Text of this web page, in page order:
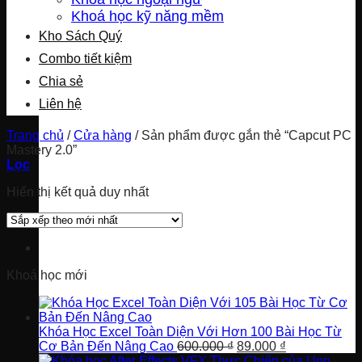
Khoá học kỹ năng mềm
Kho Sách Quý
Combo tiết kiệm
Chia sẻ
Liên hệ
Trang chủ / Cửa hàng /Sản phẩm được gắn thẻ “Capcut PC
Mastery 2.0”
Lọc
Hiển thị kết quả duy nhất
Khoá học mới
Khóa Học Excel Toàn Diện Với Hơn 100 Bài Học Từ
Cơ Bản Đến Nâng Cao 600.000₫ Giá
89.000 ₫